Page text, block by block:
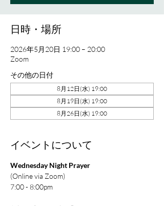
日時・場所
2026年5月20日 19:00 – 20:00
Zoom
その他の日付
8月12日(水) 19:00
8月19日(水) 19:00
8月26日(水) 19:00
イベントについて
Wednesday Night Prayer
(Online via Zoom)
7:00 - 8:00pm